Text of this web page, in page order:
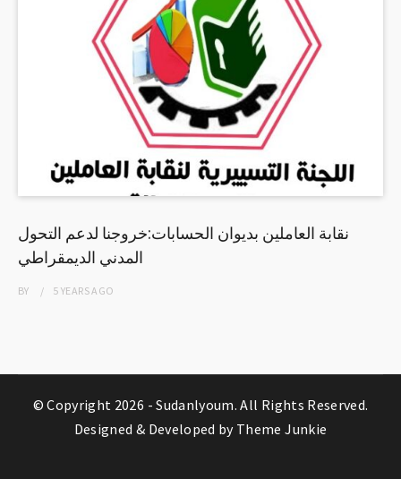
نقابة العاملين بديوان الحسابات:خروجنا لدعم التحول
المدني الديمقراطي
BY 5 YEARSAGO
© Copyright 2026 -Sudanlyoum. All Rights Reserved.
Designed & Developed by Theme Junkie